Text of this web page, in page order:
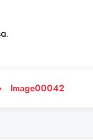
Image00042